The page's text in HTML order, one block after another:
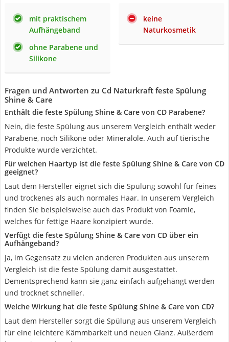
mit praktischem
Aufhängeband
ohne Parabene und
Silikone
keine
Naturkosmetik
Fragen und Antworten zu Cd Naturkraft feste Spülung
Shine & Care
Enthält die feste Spülung Shine & Care von CD Parabene?
Nein, die feste Spülung aus unserem Vergleich enthält weder
Parabene, noch Silikone oder Mineralöle. Auch auf tierische
Produkte wurde verzichtet.
Für welchen Haartyp ist die feste Spülung Shine & Care von CD
geeignet?
Laut dem Hersteller eignet sich die Spülung sowohl für feines
und trockenes als auch normales Haar. In unserem Vergleich
finden Sie beispielsweise auch das Produkt von Foamie,
welches für fettige Haare konzipiert wurde.
Verfügt die feste Spülung Shine & Care von CD über ein
Aufhängeband?
Ja, im Gegensatz zu vielen anderen Produkten aus unserem
Vergleich ist die feste Spülung damit ausgestattet.
Dementsprechend kann sie ganz einfach aufgehängt werden
und trocknet schneller.
Welche Wirkung hat die feste Spülung Shine & Care von CD?
Laut dem Hersteller sorgt die Spülung aus unserem Vergleich
für eine leichtere Kämmbarkeit und neuen Glanz. Außerdem